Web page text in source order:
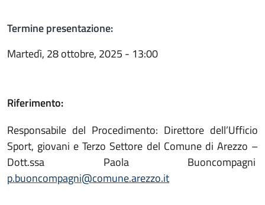
Termine presentazione:
Martedì, 28 ottobre, 2025 - 13:00
Riferimento:
Responsabile del Procedimento: Direttore dell’Ufficio
Sport, giovani e Terzo Settore del Comune di Arezzo –
Dott.ssa Paola Buoncompagni
p.buoncompagni@comune.arezzo.it